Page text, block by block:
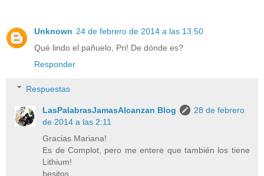
Unknown 24 de febrero de 2014 a las 13:50
Qué lindo el pañuelo, Pri! De dónde es?
Responder
Respuestas
LasPalabrasJamasAlcanzan Blog
28 de febrero
de 2014 a las 2:11
Gracias Mariana!
Es de Complot, pero me entere que también los tiene
Lithium!
besitos